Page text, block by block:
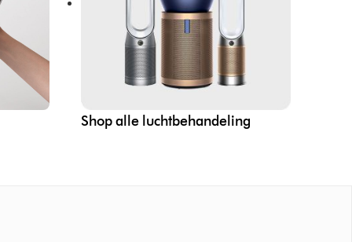
Shop alle luchtbehandeling